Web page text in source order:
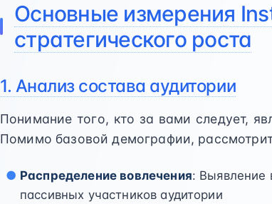
Основные измерения
стратегического роста
1. Анализ состава аудитории
Понимание того, кто за вами следует,
Помимо базовой демографии,
Распределение вовлечения: Выявление
пассивных участников аудитории